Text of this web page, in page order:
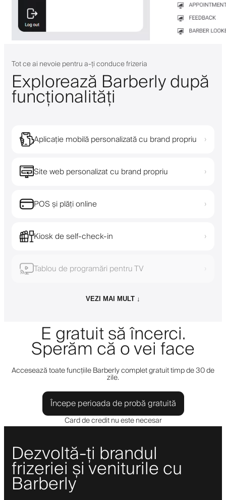
Tot ce ai nevoie pentru a-ți conduce frizeria
Explorează Barberly după
funcționalități
Aplicație mobilă personalizată cu brand propriu ›
Site web personalizat cu brand propriu ›
POS și plăți online ›
Kiosk de self-check-in ›
Tablou de programări pentru TV ›
VEZI MAI MULT ↓
E gratuit să încerci.
Sperăm că o vei face
Accesează toate funcțiile Barberly complet gratuit timp de 30 de
zile.
Începe perioada de probă gratuită
Card de credit nu este necesar
Dezvoltă-ți brandul
frizeriei și veniturile cu
Barberly